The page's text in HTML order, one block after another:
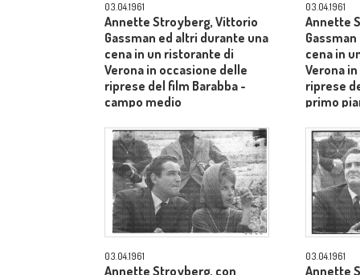
03.04.1961
Annette Stroyberg, Vittorio
Gassman ed altri durante una
cena in un ristorante di
Verona in occasione delle
riprese del film Barabba -
campo medio
03.04.1961
Annette
cena in
Verona
riprese
primo
03.04.1961
Annette Stroyberg, con
03.04.1961
Annette